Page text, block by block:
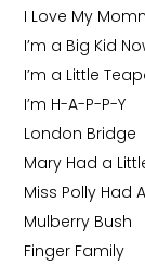
I Love My
I’m a Big Kid
I’m a Little
I’m H-A-P-P-Y
London Bridge
Mary Had a
Miss Polly Had
Mulberry Bush
Finger Family